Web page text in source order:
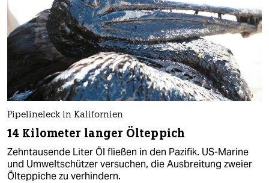
Pipelineleck in Kalifornien
14 Kilometer langer Ölteppich
Zehntausende Liter Öl fließen in den Pazifik. US-Marine
und Umweltschützer versuchen, die Ausbreitung zweier
Ölteppiche zu verhindern.